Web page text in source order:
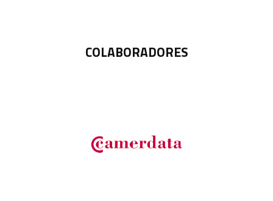
COLABORADORES